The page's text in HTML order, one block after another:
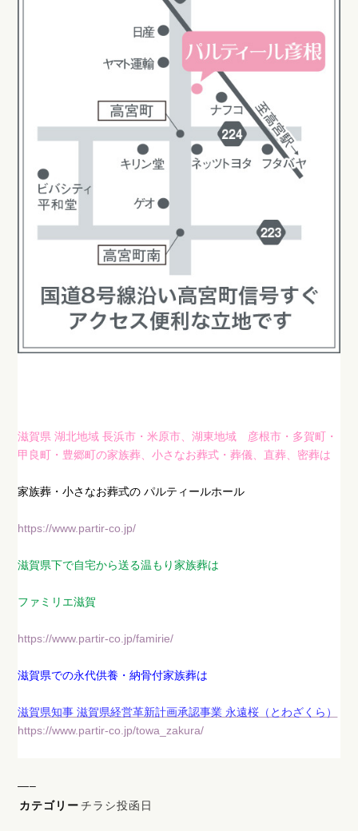
滋賀県 湖北地域 長浜市・米原市、湖東地域 彦根市・多賀町・
甲良町・豊郷町の家族葬、小さなお葬式・葬儀、直葬、密葬は
家族葬・小さなお葬式の パルティールホール
https://www.partir-co.jp/
滋賀県下で自宅から送る温もり家族葬は
ファミリエ滋賀
https://www.partir-co.jp/famirie/
滋賀県での永代供養・納骨付家族葬は
滋賀県知事 滋賀県経営革新計画承認事業 永遠桜（とわざくら）
https://www.partir-co.jp/towa_zakura/
—–
カテゴリー チラシ投函日